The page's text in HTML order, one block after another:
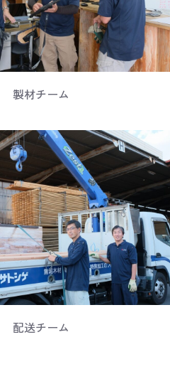
製材チーム
配送チーム